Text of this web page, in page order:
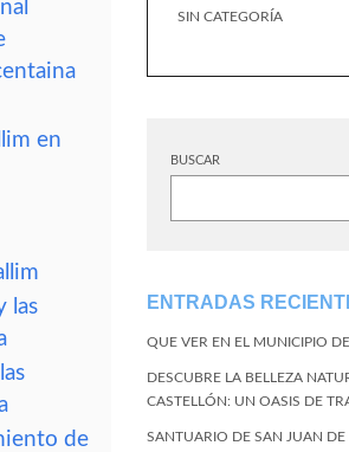
en
las
de
SIN CATEGORÍA
BUSCAR
ENTRADAS
QUE VER EN EL MUNICIPIO
DESCUBRE LA BELLEZA
CASTELLÓN: UN OASIS DE
SANTUARIO DE SAN JUAN